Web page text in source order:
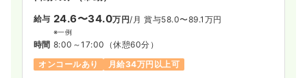
給与 24.6〜34.0万円/月 賞与58.0〜89.1万円
※一例
時間 8:00～17:00 （休憩60分）
オンコールあり
月給34万円以上可